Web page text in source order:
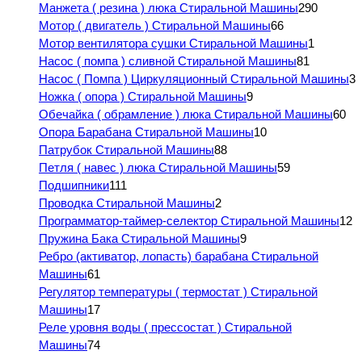
Манжета ( резина ) люка Стиральной Машины290
Мотор ( двигатель ) Стиральной Машины66
Мотор вентилятора сушки Стиральной Машины1
Насос ( помпа ) сливной Стиральной Машины81
Насос ( Помпа ) Циркуляционный Стиральной Машины3
Ножка ( опора ) Стиральной Машины9
Обечайка ( обрамление ) люка Стиральной Машины60
Опора Барабана Стиральной Машины10
Патрубок Стиральной Машины88
Петля ( навес ) люка Стиральной Машины59
Подшипники111
Проводка Стиральной Машины2
Программатор-таймер-селектор Стиральной Машины12
Пружина Бака Стиральной Машины9
Ребро (активатор, лопасть) барабана Стиральной
Машины61
Регулятор температуры ( термостат ) Стиральной
Машины17
Реле уровня воды ( прессостат ) Стиральной
Машины74